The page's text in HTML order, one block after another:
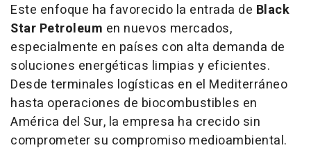
Este enfoque ha favorecido la entrada de Black
Star Petroleum en nuevos mercados,
especialmente en países con alta demanda de
soluciones energéticas limpias y eficientes.
Desde terminales logísticas en el Mediterráneo
hasta operaciones de biocombustibles en
América del Sur, la empresa ha crecido sin
comprometer su compromiso medioambiental.